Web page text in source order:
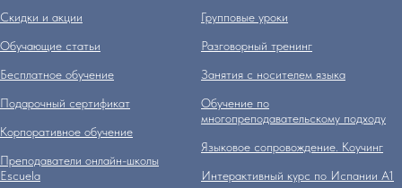
Скидки и акции
Обучающие статьи
Бесплатное обучение
Подарочный сертификат
Корпоративное обучение
Преподаватели онлайн-школы
Escuela
Групповые уроки
Разговорный тренинг
Занятия с носителем языка
Обучение по
многопреподавательскому подходу
Языковое сопровождение. Коучинг
Интерактивный курс по Испании А1